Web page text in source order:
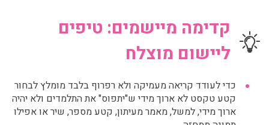
קדימה מיישמים: טיפים
ליישום מוצלח
כדי לעודד קריאה מעמיקה ולא רפרוף בלבד מומלץ לבחור
קטע טקסט לא ארוך מידי ש"יתפוס" את התלמדים ולא יהיה
ארוך מידי, למשל, מאמר מעיתון, קטע מספר, שיר או אפילו